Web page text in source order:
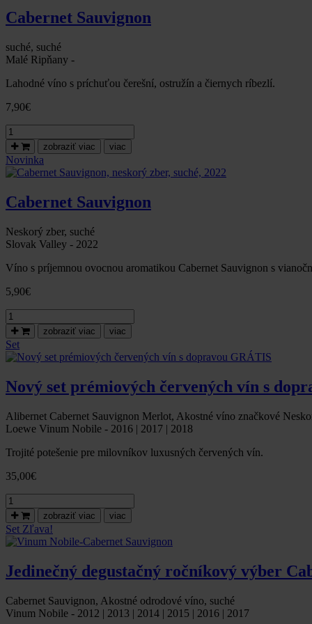
polosladké,
2022-
Ripňany
Cabernet Sauvignon
suché, suché
Malé Ripňany -
Lahodné víno s príchuťou čerešní, ostružín a čiernych ríbezlí.
7,90€
množstvo
Cabernet
Sauvignon,
neskorý
zber,
2022-
Ripňany
zobraziť viac viac
Novinka
Cabernet Sauvignon
Neskorý zber, suché
Slovak Valley - 2022
Víno s príjemnou ovocnou aromatikou Cabernet Sauvignon s
5,90€
množstvo
Cabernet
Sauvignon,
neskorý
zber,
2022
zobraziť viac viac
Set
Nový set prémiových červených vín s
Alibernet Cabernet Sauvignon Merlot, Akostné víno značkové
Loewe Vinum Nobile - 2016 | 2017 | 2018
Trojité potešenie pre milovníkov luxusných červených vín.
35,00€
množstvo
Nový
set
prémiových
červených
s
GRÁTIS
zobraziť viac viac
Set Zľava!
Jedinečný degustačný ročníkový výber
Cabernet Sauvignon, Akostné odrodové víno, suché
Vinum Nobile - 2012 | 2013 | 2014 | 2015 | 2016 | 2017